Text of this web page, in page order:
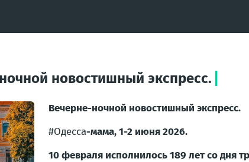
новостишный экспресс.
Вечерне-ночной новостишный экспресс.
#Одесса-мама, 1-2 июня 2026.
10 февраля исполнилось 189 лет со дня